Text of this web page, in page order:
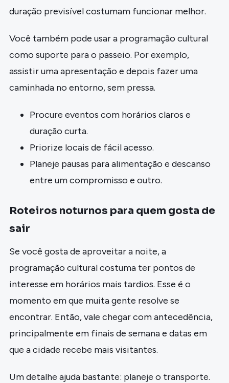
duração previsível costumam funcionar melhor.
Você também pode usar a programação cultural
como suporte para o passeio. Por exemplo,
assistir uma apresentação e depois fazer uma
caminhada no entorno, sem pressa.
Procure eventos com horários claros e
duração curta.
Priorize locais de fácil acesso.
Planeje pausas para alimentação e descanso
entre um compromisso e outro.
Roteiros noturnos para quem gosta de
sair
Se você gosta de aproveitar a noite, a
programação cultural costuma ter pontos de
interesse em horários mais tardios. Esse é o
momento em que muita gente resolve se
encontrar. Então, vale chegar com antecedência,
principalmente em finais de semana e datas em
que a cidade recebe mais visitantes.
Um detalhe ajuda bastante: planeje o transporte.